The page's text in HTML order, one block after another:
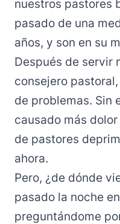
nuestros pastores
pasado de una
años, y son en su
Después de servir
consejero
de problemas. Sin
causado más
de pastores
ahora.
Pero, ¿de dónde
pasado la noche
preguntándome